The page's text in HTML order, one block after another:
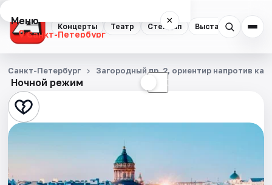
Концерты Театр Стендап Выставки
Меню ×
Санкт-Петербург
Концерты
Театр
Стендап
Квесты
Ночной режим ☾
Санкт-Петербург Загородный пр. 2, ориентир напротив